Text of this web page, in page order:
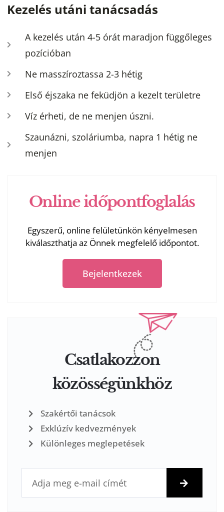
Kezelés utáni tanácsadás
A kezelés után 4-5 órát maradjon függőleges
pozícióban
Ne masszíroztassa 2-3 hétig
Első éjszaka ne feküdjön a kezelt területre
Víz érheti, de ne menjen úszni.
Szaunázni, szoláriumba, napra 1 hétig ne
menjen
Online időpontfoglalás
Egyszerű, online felületünkön kényelmesen
kiválaszthatja az Önnek megfelelő időpontot.
Bejelentkezek
Csatlakozzon
közösségünkhöz
Szakértői tanácsok
Exklúzív kedvezmények
Különleges meglepetések